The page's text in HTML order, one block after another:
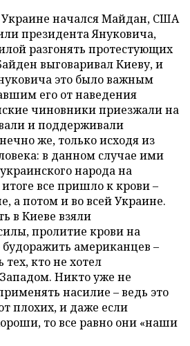
Украине начался Майдан, США
президента Януковича,
разгонять протестующих
выговаривал Киеву, и
это было важным
его от наведения
чиновники приезжали на
и поддерживали
же, только исходя из
в данном случае ими
народа на
все пришло к крови –
а потом и во всей Украине.
в Киеве взяли
пролитие крови на
американцев –
тех, кто не хотел
Никто уже не
насилие – ведь это
плохих, и даже если
то все равно они «наши